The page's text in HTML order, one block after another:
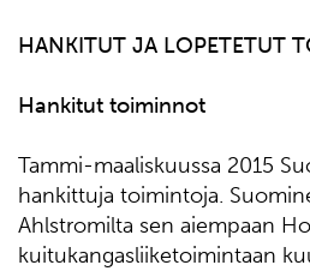
HANKITUT JA LOPETETUT
Hankitut toiminnot
Tammi-maaliskuussa 2015
hankittuja toimintoja.
Ahlstromilta sen aiempaan
kuitukangasliiketoimintaan